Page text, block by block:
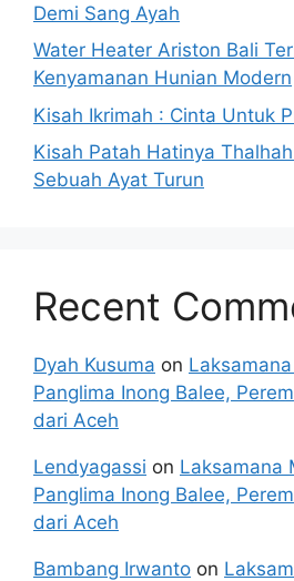
Demi Sang Ayah
Water Heater Ariston Bali
Kenyamanan Hunian Modern
Kisah Ikrimah : Cinta Untuk
Kisah Patah Hatinya
Sebuah Ayat Turun
Recent
Dyah Kusuma on
Panglima Inong Balee,
dari Aceh
Lendyagassi on Laksamana
Panglima Inong Balee,
dari Aceh
Bambang Irwanto on